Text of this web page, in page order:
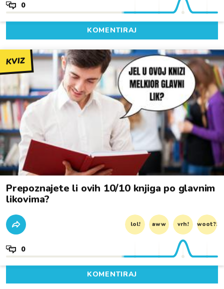
0
KOMENTIRAJ
KVIZ
Prepoznajete li ovih 10/10 knjiga po glavnim
likovima?
lol! aww vrh! woot?!
0
KOMENTIRAJ